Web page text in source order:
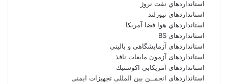
استانداردهاي نفت نروژ
استانداردهاي نيوزلند
استانداردهاي هوا فضا آمريکا
استانداردهای BS
استانداردهای آزمایشگاهی و بالینی
استانداردهای آزمون مایعات نافذ
استانداردهای آمريكايي اكوستيك
استانداردهای انجمــن بين المللى تجهيزات ايمنى